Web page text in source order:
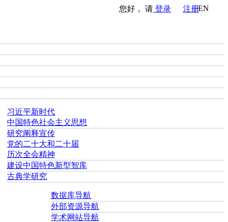
您好， 请 登录 注册EN
习近平新时代
中国特色社会主义思想
研究阐释宣传
党的二十大和二十届
历次全会精神
建设中国特色新型智库
古典学研究
数据库导航
外部资源导航
学术网站导航